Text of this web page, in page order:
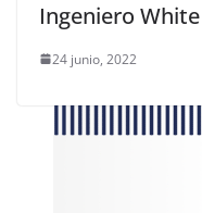
Ingeniero White
24 junio, 2022